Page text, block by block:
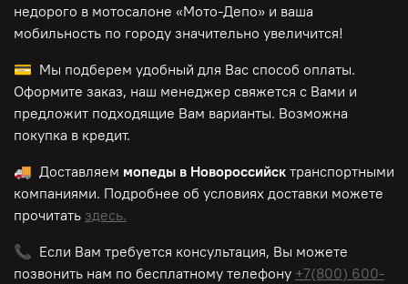
недорого в мотосалоне «Мото-Депо» и ваша
мобильность по городу значительно увеличится!
💳 Мы подберем удобный для Вас способ оплаты.
Оформите заказ, наш менеджер свяжется с Вами и
предложит подходящие Вам варианты. Возможна
покупка в кредит.
🚚 Доставляем мопеды в Новороссийск транспортными
компаниями. Подробнее об условиях доставки можете
прочитать здесь.
📞 Если Вам требуется консультация, Вы можете
позвонить нам по бесплатному телефону +7(800) 600-